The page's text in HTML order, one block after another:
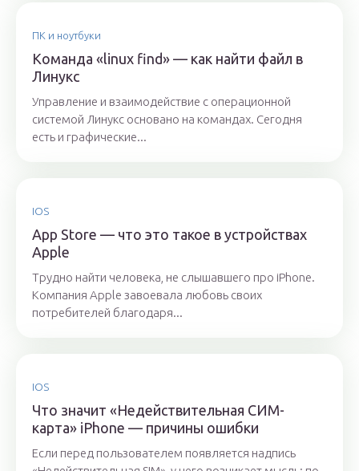
ПК и ноутбуки
Команда «linux find» — как найти файл в
Линукс
Управление и взаимодействие с операционной
системой Линукс основано на командах. Сегодня
есть и графические...
IOS
App Store — что это такое в устройствах
Apple
Трудно найти человека, не слышавшего про iPhone.
Компания Apple завоевала любовь своих
потребителей благодаря...
IOS
Что значит «Недействительная СИМ-
карта» iPhone — причины ошибки
Если перед пользователем появляется надпись